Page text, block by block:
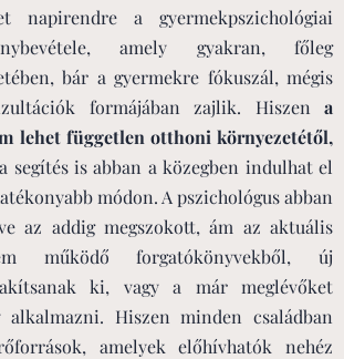
napirendre a gyermekpszichológiai
amely gyakran, főleg
bár a gyermekre fókuszál, mégis
formájában zajlik. Hiszen a
lehet független otthoni környezetétől,
segítés is abban a közegben indulhat el
módon. A pszichológus abban
az addig megszokott, ám az aktuális
működő forgatókönyvekből, új
ki, vagy a már meglévőket
alkalmazni. Hiszen minden családban
amelyek előhívhatók nehéz